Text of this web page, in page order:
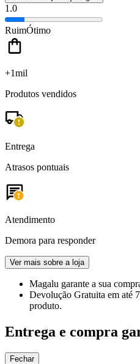
1.0
RuimÓtimo
+1mil
Produtos vendidos
Entrega
Atrasos pontuais
Atendimento
Demora para responder
Ver mais sobre a loja
Magalu garante a sua
Devolução Gratuita em até
produto.
Entrega e compra
Fechar